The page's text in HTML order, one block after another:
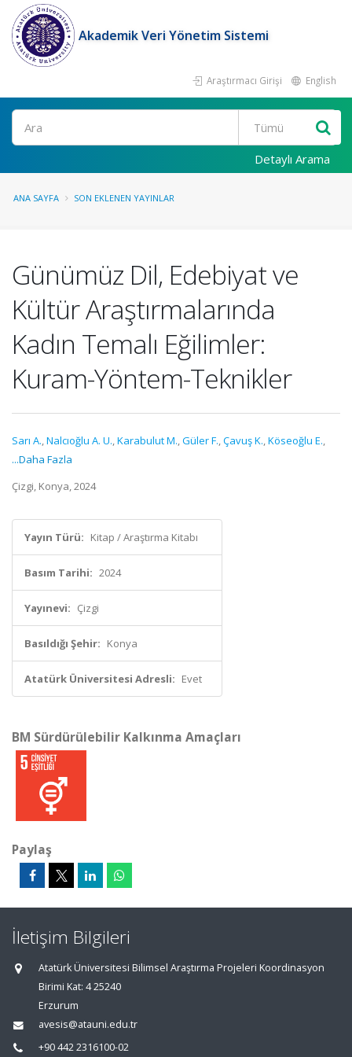
Akademik Veri Yönetim Sistemi
Araştırmacı Girişi English
Ara
Detaylı Arama
ANA SAYFA SON EKLENEN YAYINLAR
Günümüz Dil, Edebiyat ve
Kültür Araştırmalarında
Kadın Temalı Eğilimler:
Kuram-Yöntem-Teknikler
Sarı A.,Nalcıoğlu A. U.,Karabulut M.,Güler F.,Çavuş K.,Köseoğlu E.,
...Daha Fazla
Çizgi, Konya, 2024
Yayın Türü: Kitap / Araştırma Kitabı
Basım Tarihi: 2024
Yayınevi: Çizgi
Basıldığı Şehir: Konya
Atatürk Üniversitesi Adresli: Evet
BM Sürdürülebilir Kalkınma Amaçları
Paylaş
İletişim Bilgileri
Atatürk Üniversitesi Bilimsel Araştırma Projeleri Koordinasyon
Birimi Kat: 4 25240
Erzurum
avesis@atauni.edu.tr
+90 442 2316100-02